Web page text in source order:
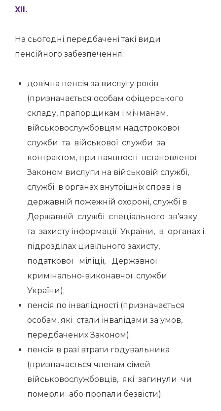
XII.
На сьогодні передбачені такі види
пенсійного забезпечення:
довічна пенсія за вислугу років
(призначається особам офіцерського
складу, прапорщикам і мічманам,
військовослужбовцям надстрокової
служби та військової служби за
контрактом, при наявності встановленої
Законом вислуги на військовій службі,
службі в органах внутрішніх справ і в
державній пожежній охороні, службі в
Державній службі спеціального зв’язку
та захисту інформації України, в органах і
підрозділах цивільного захисту,
податкової міліції, Державної
кримінально-виконавчої служби
України);
пенсія по інвалідності (призначається
особам, які стали інвалідами за умов,
передбачених Законом);
пенсія в разі втрати годувальника
(призначається членам сімей
військовослужбовців, які загинули чи
померли або пропали безвісти).